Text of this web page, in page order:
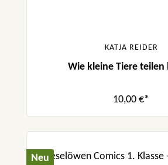
KATJA REIDER
Wie kleine Tiere teilen
10,00 €*
Neu